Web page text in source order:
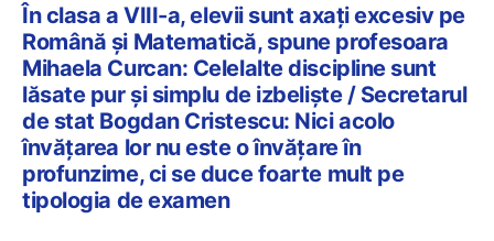
În clasa a VIII-a, elevii sunt axați excesiv pe
Română și Matematică, spune profesoara
Mihaela Curcan: Celelalte discipline sunt
lăsate pur și simplu de izbeliște / Secretarul
de stat Bogdan Cristescu: Nici acolo
învățarea lor nu este o învățare în
profunzime, ci se duce foarte mult pe
tipologia de examen